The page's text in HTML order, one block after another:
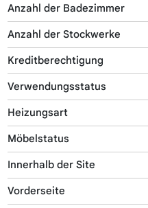
Anzahl der Badezimmer
Anzahl der Stockwerke
Kreditberechtigung
Verwendungsstatus
Heizungsart
Möbelstatus
Innerhalb der Site
Vorderseite